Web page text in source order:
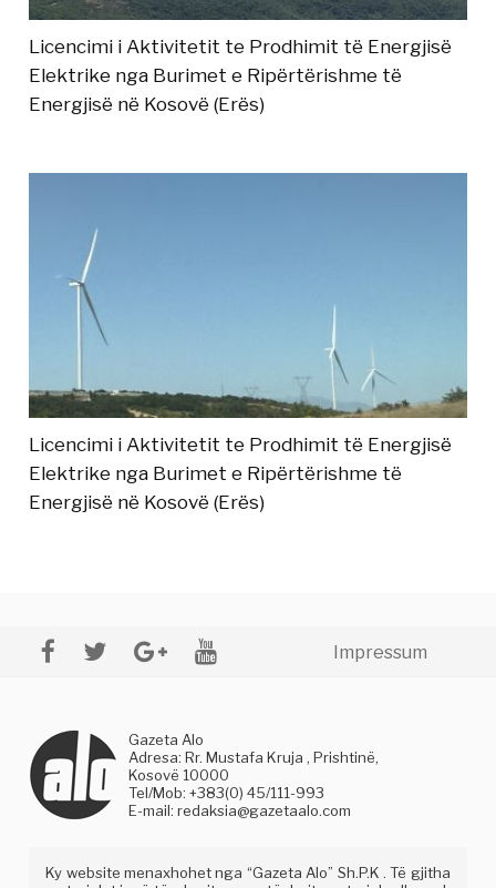
Licencimi i Aktivitetit te Prodhimit të Energjisë
Elektrike nga Burimet e Ripërtërishme të
Energjisë në Kosovë (Erës)
Licencimi i Aktivitetit te Prodhimit të Energjisë
Elektrike nga Burimet e Ripërtërishme të
Energjisë në Kosovë (Erës)
Impressum
Gazeta Alo
Adresa: Rr. Mustafa Kruja , Prishtinë,
Kosovë 10000
Tel/Mob: +383(0) 45/111-993
E-mail:redaksia@gazetaalo.com
Ky website menaxhohet nga “Gazeta Alo” Sh.P.K . Të gjitha